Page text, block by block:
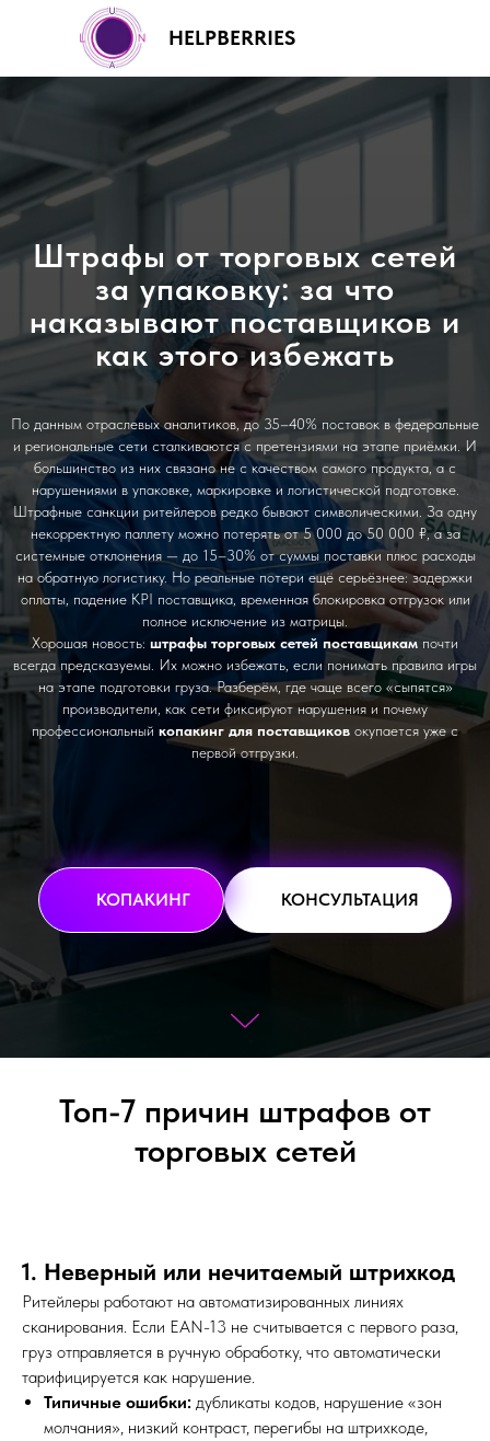
HELPBERRIES
Штрафы от торговых сетей
за упаковку: за что
наказывают поставщиков и
как этого избежать
По данным отраслевых аналитиков, до 35–40% поставок в федеральные
и региональные сети сталкиваются с претензиями на этапе приёмки. И
большинство из них связано не с качеством самого продукта, а с
нарушениями в упаковке, маркировке и логистической подготовке.
Штрафные санкции ритейлеров редко бывают символическими. За одну
некорректную паллету можно потерять от 5 000 до 50 000 ₽, а за
системные отклонения — до 15–30% от суммы поставки плюс расходы
на обратную логистику. Но реальные потери ещё серьёзнее: задержки
оплаты, падение KPI поставщика, временная блокировка отгрузок или
полное исключение из матрицы.
Хорошая новость: штрафы торговых сетей поставщикам почти
всегда предсказуемы. Их можно избежать, если понимать правила игры
на этапе подготовки груза. Разберём, где чаще всего «сыпятся»
производители, как сети фиксируют нарушения и почему
профессиональный копакинг для поставщиков окупается уже с
первой отгрузки.
КОПАКИНГ КОНСУЛЬТАЦИЯ
Топ-7 причин штрафов от
торговых сетей
1. Неверный или нечитаемый штрихкод
Ритейлеры работают на автоматизированных линиях
сканирования. Если EAN-13 не считывается с первого раза,
груз отправляется в ручную обработку, что автоматически
тарифицируется как нарушение.
Типичные ошибки: дубликаты кодов, нарушение «зон
молчания», низкий контраст, перегибы на штрихкоде,